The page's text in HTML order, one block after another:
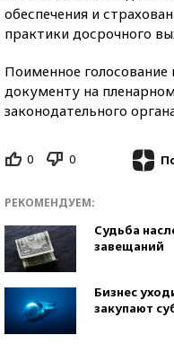
обеспечения и
практики досрочного
Поименное голосование
документу на
законодательного
0 0
РЕКОМЕНДУЕМ:
Судьба
завещаний
Бизнес
закупают